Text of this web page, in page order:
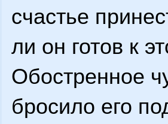
счастье
ли он готов к
Обостренное
бросило его